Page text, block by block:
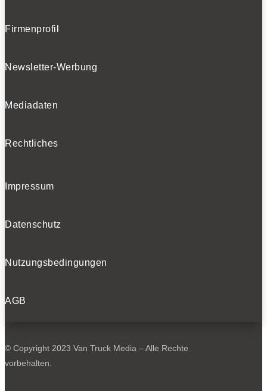
Firmenprofil
Newsletter-Werbung
Mediadaten
Rechtliches
Impressum
Datenschutz
Nutzungsbedingungen
AGB
© Copyright 2023 Van Truck Media – Alle Rechte
vorbehalten.